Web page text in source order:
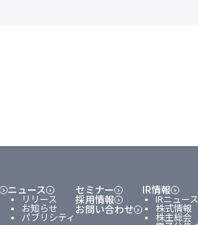
ニュース
リリース
お知らせ
パブリシティ
セミナー
採用情報
お問い合わせ
IR情報
IRニュース
株式情報
株主総会